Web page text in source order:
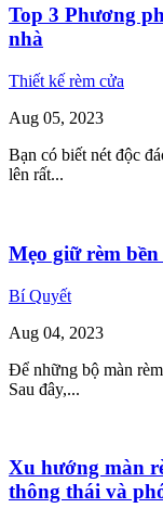
Top 3 Phương
nhà
Thiết kế rèm cửa
Aug 05, 2023
Bạn có biết nét độc
lên rất...
Mẹo giữ rèm
Bí Quyết
Aug 04, 2023
Để những bộ màn
Sau đây,...
Xu hướng màn
thông thái và